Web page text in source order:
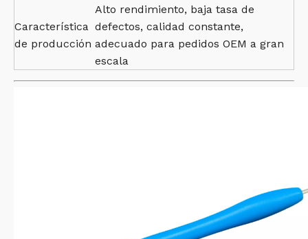
Característica
de producción
Alto rendimiento, baja tasa de
defectos, calidad constante,
adecuado para pedidos OEM a gran
escala